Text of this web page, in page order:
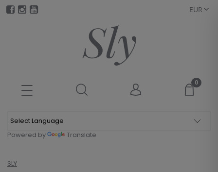
Powered by Translate
SLY